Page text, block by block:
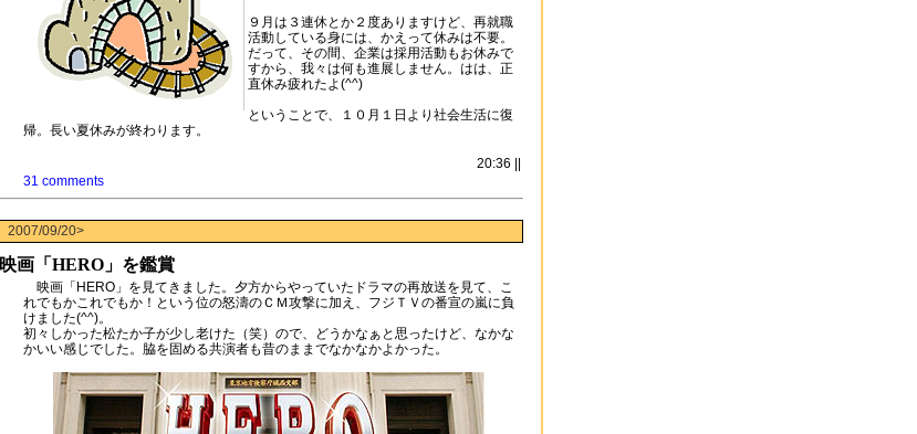
９月は３連休とか２度ありますけど、再就職
活動している身には、かえって休みは不要。
だって、その間、企業は採用活動もお休みで
すから、我々は何も進展しません。はは、正
直休み疲れたよ(^^)
ということで、１０月１日より社会生活に復
帰。長い夏休みが終わります。
20:36 ||
31 comments
2007/09/20>
映画「HERO」を鑑賞
映画「HERO」を見てきました。夕方からやっていたドラマの再放送を見て、こ
れでもかこれでもか！という位の怒濤のＣＭ攻撃に加え、フジＴＶの番宣の嵐に負
けました(^^)。
初々しかった松たか子が少し老けた（笑）ので、どうかなぁと思ったけど、なかな
かいい感じでした。脇を固める共演者も昔のままでなかなかよかった。